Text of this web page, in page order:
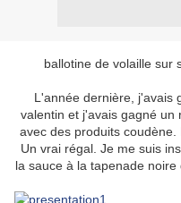
ballotine de volaille sur
L'année dernière, j'avais
valentin et j'avais gagné un
avec des produits coudène.
Un vrai régal. Je me suis
la sauce à la tapenade